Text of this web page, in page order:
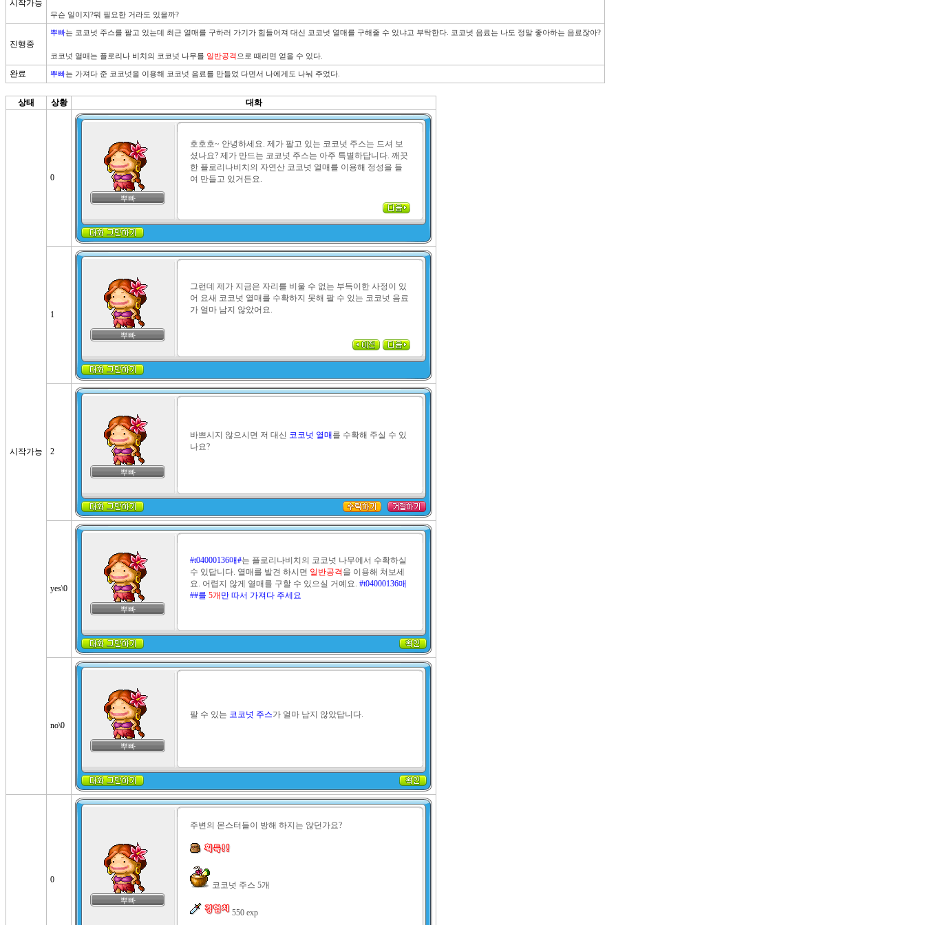
시작가능
진행중
뿌빠는 코코넛 주스를 팔고 있는데 최근 열매를 구하러 가기가 힘들어져 대신 코코넛 열매를 구해줄 수 있냐고 부탁한다. 코코넛 음료는 나도 정말 좋아하는 음료잖아?
코코넛 열매는 플로리나 비치의 코코넛 나무를 일반공격
완료 뿌빠는 가져다 준 코코넛을 이용해 코코넛 음료를 만들었 다면서 나에게도 나눠 주었다.
상태 상황 대화
시작가능
0
뿌빠
호호호~ 안녕하세요. 제가 팔고 있는 코코넛 주스는 드셔 보
셨나요? 제가 만드는 코코넛 주스는 아주 특별하답니다. 깨끗
한 플로리나비치의 자연산 코코넛 열매를 이용해 정성을 들
여 만들고 있거든요.
1
뿌빠
그런데 제가 지금은 자리를 비울 수 없는 부득이한 사정이 있
어 요새 코코넛 열매를 수확하지 못해 팔 수 있는 코코넛 음료
가 얼마 남지 않았어요.
2
뿌빠
바쁘시지 않으시면 저 대신 코코넛 열매 를 수확해 주실 수 있
나요?
yes\0
뿌빠
#t04000136매#는 플로리나비치의 코코넛 나무에서 수확하실
수 있답니다. 열매를 발견 하시면 일반공격 을 이용해 쳐보세
요. 어렵지 않게 열매를 구할 수 있으실 거예요. #t04000136매
##를 5개 만 따서 가져다 주세요
no\0
뿌빠
팔 수 있는 코코넛 주스가 얼마 남지 않았답니다.
0
뿌빠
주변의 몬스터들이 방해 하지는 않던가요?
코코넛 주스 5개
550 exp